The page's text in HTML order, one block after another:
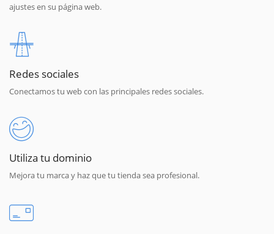
ajustes en su página web.
Redes sociales
Conectamos tu web con las principales redes sociales.
Utiliza tu dominio
Mejora tu marca y haz que tu tienda sea profesional.